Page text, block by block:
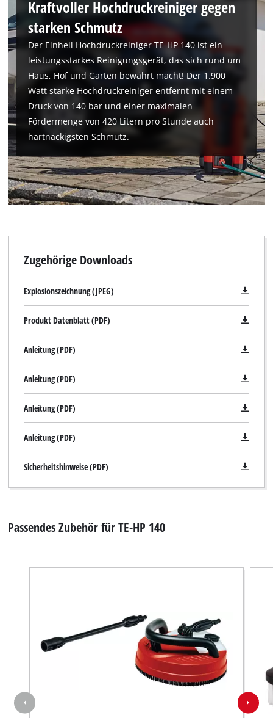
Wir benötigen deine Zustimmung, um
Google Maps laden zu können!
This content is not permitted to load due
to trackers that are not disclosed to the
visitor. The website owner needs to setup
the site with their CMP to add this content
Powered byUsercentrics Consent
Kraftvoller Hochdruckreiniger gegen
starken Schmutz
Der Einhell Hochdruckreiniger TE-HP 140 ist ein
leistungsstarkes Reinigungsgerät, das sich rund um
Haus, Hof und Garten bewährt macht! Der 1.900
Watt starke Hochdruckreiniger entfernt mit einem
Druck von 140 bar und einer maximalen
Fördermenge von 420 Litern pro Stunde auch
hartnäckigsten Schmutz.
Zugehörige Downloads
Explosionszeichnung (JPEG)
Produkt Datenblatt (PDF)
Anleitung (PDF)
Anleitung (PDF)
Anleitung (PDF)
Anleitung (PDF)
Sicherheitshinweise (PDF)
Passendes Zubehör für TE-HP 140